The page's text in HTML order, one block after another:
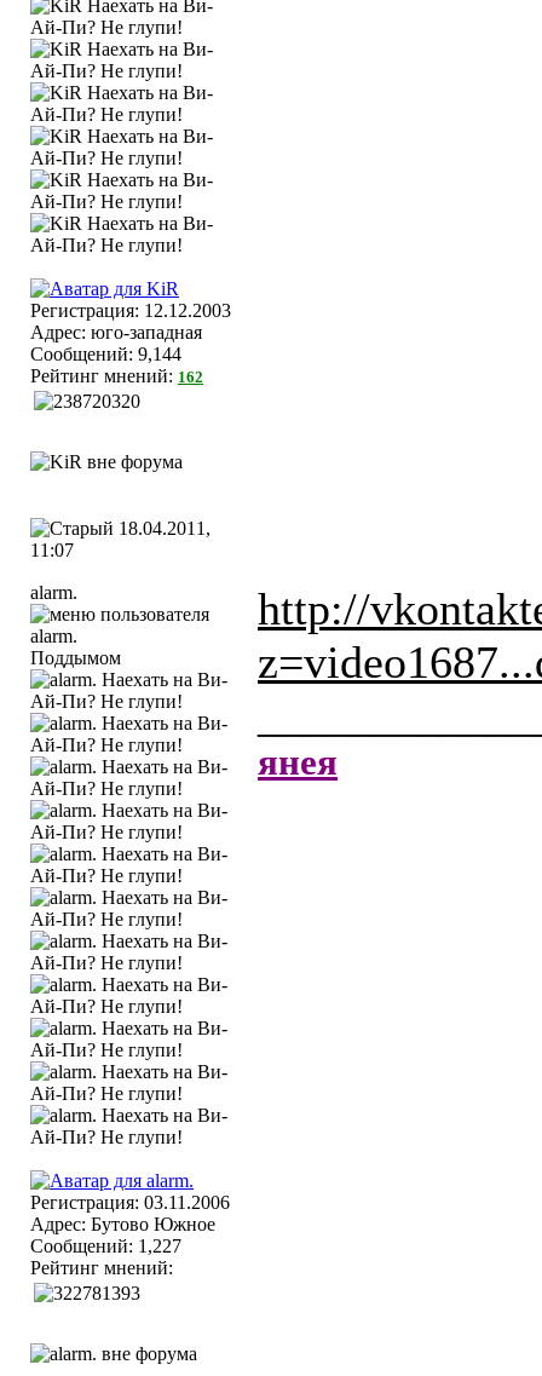
Регистрация: 12.12.2003
Адрес: юго-западная
Сообщений: 9,144
Рейтинг мнений: 162
18.04.2011,
11:07
alarm.
Поддымом
Регистрация: 03.11.2006
Адрес: Бутово Южное
Сообщений: 1,227
Рейтинг мнений:
http://
янея